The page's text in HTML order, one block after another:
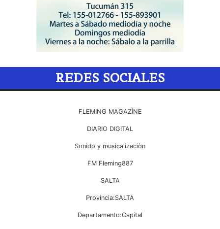
REDES SOCIALES
FLEMING MAGAZÌNE
DIARIO DIGITAL
Sonido y musicalizaciòn
FM Fleming887
SALTA
Provincia:SALTA
Departamento:Capital